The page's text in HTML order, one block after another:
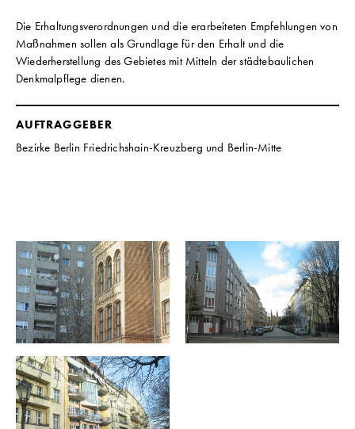
Die Erhaltungsverordnungen und die erarbeiteten Empfehlungen von
Maßnahmen sollen als Grundlage für den Erhalt und die
Wiederherstellung des Gebietes mit Mitteln der städtebaulichen
Denkmalpflege dienen.
AUFTRAGGEBER
Bezirke Berlin Friedrichshain-Kreuzberg und Berlin-Mitte